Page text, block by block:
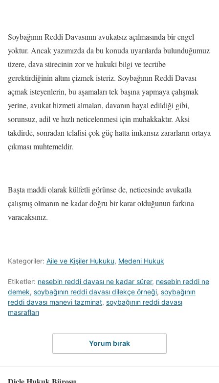
Soybağının Reddi Davasının avukatsız açılmasında bir engel
yoktur. Ancak yazımızda da bu konuda uyarılarda bulunduğumuz
üzere, dava sürecinin zor ve hukuki bilgi ve tecrübe
gerektirdiğinin altını çizmek isteriz. Soybağının Reddi Davası
açmak isteyenlerin, bu aşamaları tek başına yapmaya çalışmak
yerine, avukat hizmeti almaları, davanın hayal edildiği gibi,
sorunsuz, adil ve hızlı neticelenmesi için muhakkaktır. Aksi
takdirde, sonradan telafisi çok güç hatta imkansız zararların ortaya
çıkması muhtemeldir.
Başta maddi olarak külfetli görünse de, neticesinde avukatla
çalışmış olmanın ne kadar doğru bir karar olduğunun farkına
varacaksınız.
Kategoriler: Aile ve Kişiler Hukuku, Medeni Hukuk
Etiketler: nesebin reddi davası ne kadar sürer, nesebin reddi ne
demek, soybağının reddi davası dilekçe örneği, soybağının
reddi davası manevi tazminat, soybağının reddi davası
masrafları
Yorum bırak